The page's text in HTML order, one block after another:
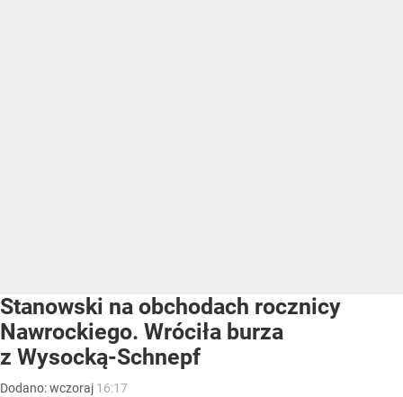
Stanowski na obchodach rocznicy
Nawrockiego. Wróciła burza
z Wysocką-Schnepf
Dodano:wczoraj 16:17